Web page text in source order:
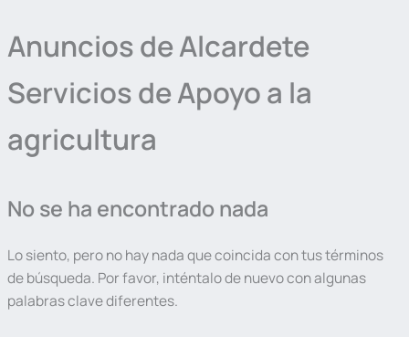
Anuncios de Alcardete
Servicios de Apoyo a la
agricultura
No se ha encontrado nada
Lo siento, pero no hay nada que coincida con tus términos
de búsqueda. Por favor, inténtalo de nuevo con algunas
palabras clave diferentes.